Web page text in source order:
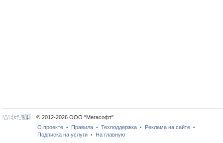
© 2012-2026 ООО "Мегасофт"
О проекте • Правила • Техподдержка • Реклама на сайте •
Подписка на услуги • На главную